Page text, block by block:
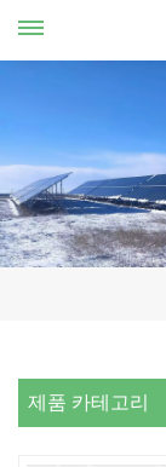
국의
제품 카테고리